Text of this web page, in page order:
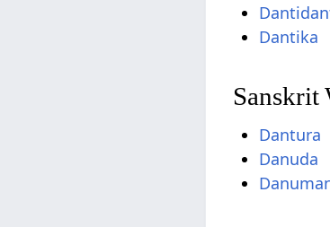
Dantika
Sanskrit
Dantura
Danuda